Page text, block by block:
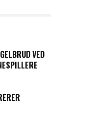
VED